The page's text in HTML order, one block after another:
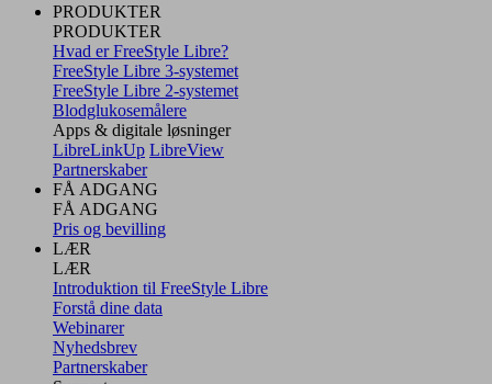
PRODUKTER
PRODUKTER
Hvad er FreeStyle Libre?
FreeStyle Libre 3-systemet
FreeStyle Libre 2-systemet
Blodglukosemålere
Apps & digitale løsninger
LibreLinkUp LibreView
Partnerskaber
FÅ ADGANG
FÅ ADGANG
Pris og bevilling
LÆR
LÆR
Introduktion til FreeStyle Libre
Forstå dine data
Webinarer
Nyhedsbrev
Partnerskaber